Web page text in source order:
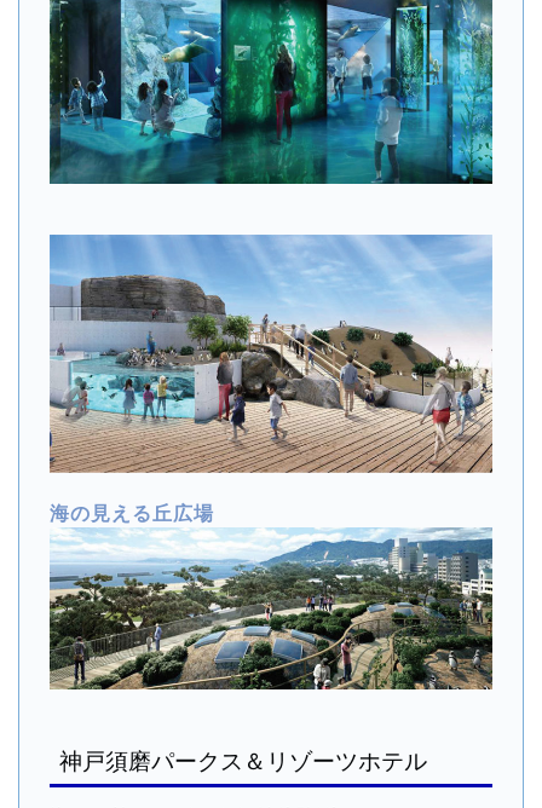
海の見える丘広場
神戸須磨パークス＆リゾーツホテル